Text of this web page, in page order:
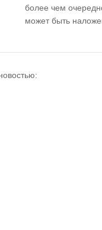
более чем
может быть